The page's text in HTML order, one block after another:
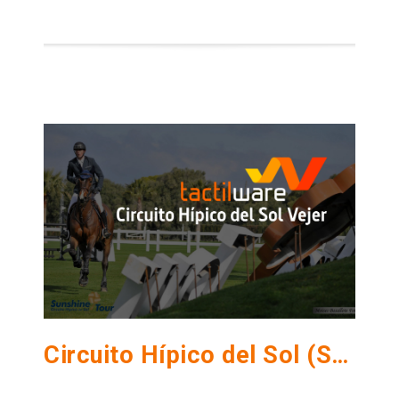
Circuito Hípico del Sol (Sunshine Tour)